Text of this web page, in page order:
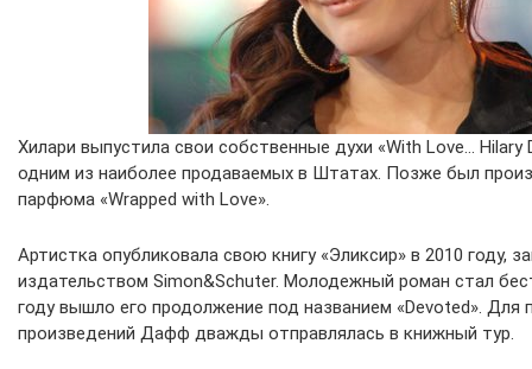
Хилари выпустила свои собственные духи «With Love…
одним из наиболее продаваемых в Штатах. Позже был
парфюма «Wrapped with Love».
Артистка опубликовала свою книгу «Эликсир» в 2010 году,
издательством Simon&Schuter. Молодежный роман стал
году вышло его продолжение под названием «Devoted». Для
произведений Дафф дважды отправлялась в книжный тур.